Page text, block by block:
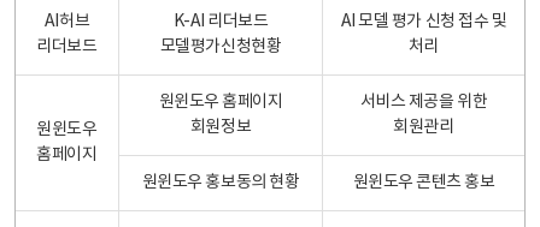
AI허브
리더보드
K-AI 리더보드
모델평가신청현황
AI 모델 평가 신청 접수 및
처리
원윈도우
홈페이지
원윈도우 홈페이지
회원정보
서비스 제공을 위한
회원관리
원윈도우 홍보동의 현황 원윈도우 콘텐츠 홍보